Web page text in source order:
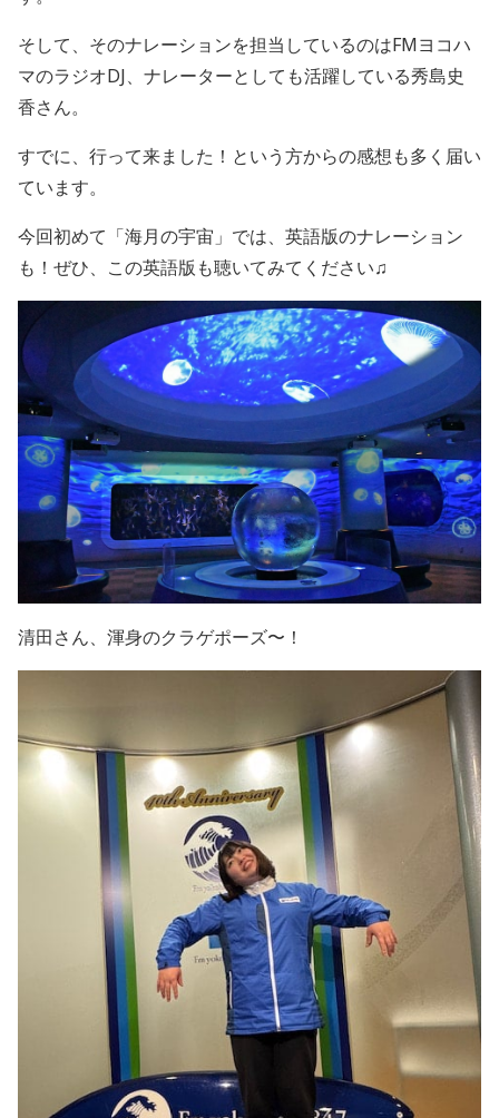
そして、そのナレーションを担当しているのはFMヨコハ
マのラジオDJ、ナレーターとしても活躍している秀島史
香さん。
すでに、行って来ました！という方からの感想も多く届い
ています。
今回初めて「海月の宇宙」では、英語版のナレーション
も！ぜひ、この英語版も聴いてみてください♫
清田さん、渾身のクラゲポーズ〜！